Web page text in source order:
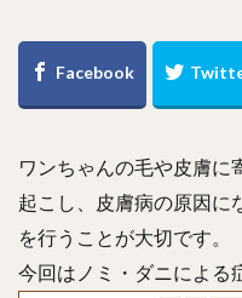
ワンちゃんの毛や皮膚に
起こし、皮膚病の原因に
を行うことが大切です。
今回はノミ・ダニによる